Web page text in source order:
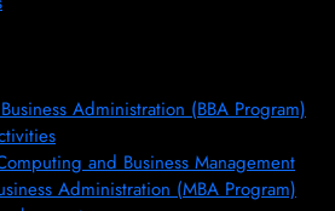
Administration (BBA Program)
and Business Management
Administration (MBA Program)